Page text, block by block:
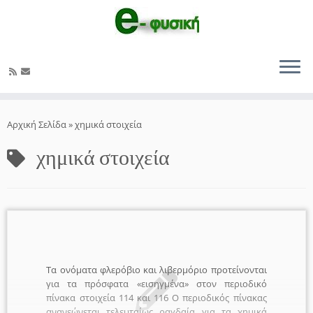
στο
Αρχική Σελίδα»χημικά στοιχεία
χημικά στοιχεία
Τα ονόματα φλερόβιο και λιβερμόριο προτείνονται
για τα πρόσφατα «εισηγμένα» στον περιοδικό
πίνακα στοιχεία 114 και 116 Ο περιοδικός πίνακας